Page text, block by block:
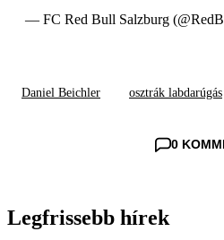
— FC Red Bull Salzburg
Daniel Beichler osztrák labdarúgás
0
Legfrissebb hírek